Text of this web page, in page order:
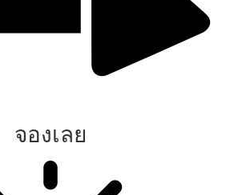
จองเลย